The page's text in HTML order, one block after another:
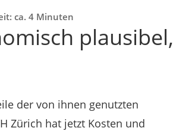
ca. 4 Minuten
plausibel,
der von ihnen genutzten
Zürich hat jetzt Kosten und